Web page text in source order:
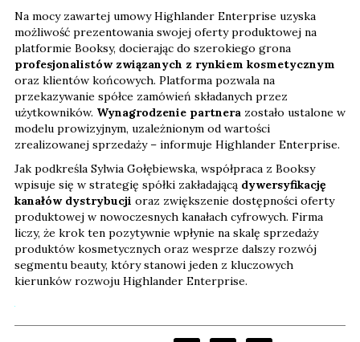
Na mocy zawartej umowy Highlander Enterprise uzyska
możliwość prezentowania swojej oferty produktowej na
platformie Booksy, docierając do szerokiego grona
profesjonalistów związanych z rynkiem kosmetycznym
oraz klientów końcowych. Platforma pozwala na
przekazywanie spółce zamówień składanych przez
użytkowników. Wynagrodzenie partnera zostało ustalone w
modelu prowizyjnym, uzależnionym od wartości
zrealizowanej sprzedaży – informuje Highlander Enterprise.
Jak podkreśla Sylwia Gołębiewska, współpraca z Booksy
wpisuje się w strategię spółki zakładającą dywersyfikację
kanałów dystrybucji oraz zwiększenie dostępności oferty
produktowej w nowoczesnych kanałach cyfrowych. Firma
liczy, że krok ten pozytywnie wpłynie na skalę sprzedaży
produktów kosmetycznych oraz wesprze dalszy rozwój
segmentu beauty, który stanowi jeden z kluczowych
kierunków rozwoju Highlander Enterprise.